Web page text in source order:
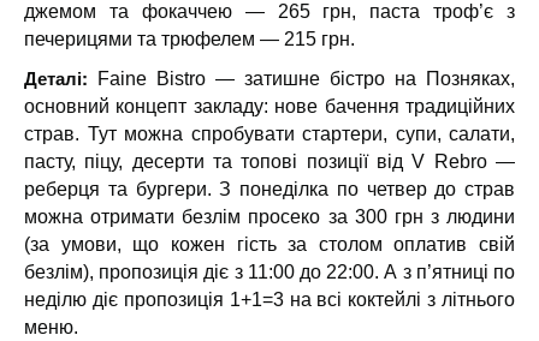
джемом та фокаччею — 265 грн, паста троф’є з
печерицями та трюфелем — 215 грн.
Деталі:
Faine Bistro — затишне бістро на Позняках,
основний концепт закладу: нове бачення традиційних
страв. Тут можна спробувати стартери, супи, салати,
пасту, піцу, десерти та топові позиції від V Rebro —
реберця та бургери. З понеділка по четвер до страв
можна отримати безлім просеко за 300 грн з людини
(за умови, що кожен гість за столом оплатив свій
безлім), пропозиція діє з 11:00 до 22:00. А з п’ятниці по
неділю діє пропозиція 1+1=3 на всі коктейлі з літнього
меню.